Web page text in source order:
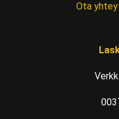
Ota